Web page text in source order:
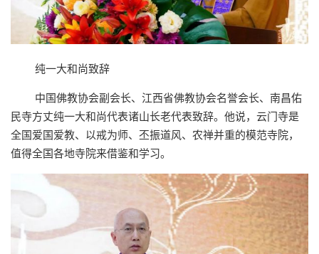
纯一大和尚致辞
中国佛教协会副会长、江西省佛教协会名誉会长、南昌佑
民寺方丈纯一大和尚代表诸山长老代表致辞。他说，云门寺是
全国爱国爱教、以戒为师、丕振道风、农禅并重的模范寺院，
值得全国各地寺院来借鉴和学习。